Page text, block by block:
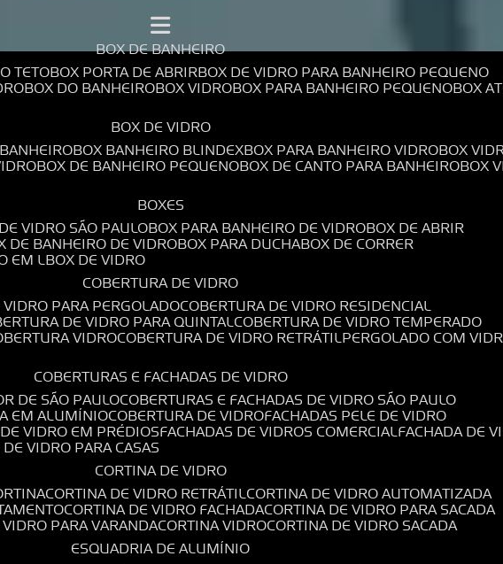
BOX DE BANHEIRO
TETO BOX PORTA DE ABRIR BOX DE VIDRO PARA BANHEIRO PEQUENO
BOX DO BANHEIRO BOX VIDRO BOX PARA BANHEIRO PEQUENO BOX
BOX DE VIDRO
BOX BANHEIRO BLINDEX BOX PARA BANHEIRO VIDRO BOX
BOX DE BANHEIRO PEQUENO BOX DE CANTO PARA BANHEIRO BOX
BOXES
DE VIDRO SÃO PAULO BOX PARA BANHEIRO DE VIDRO BOX DE ABRIR
DE BANHEIRO DE VIDRO BOX PARA DUCHA BOX DE CORRER
EM L BOX DE VIDRO
COBERTURA DE VIDRO
VIDRO PARA PERGOLADO COBERTURA DE VIDRO RESIDENCIAL
DE VIDRO PARA QUINTAL COBERTURA DE VIDRO TEMPERADO
VIDRO COBERTURA DE VIDRO RETRÁTIL PERGOLADO COM
COBERTURAS E FACHADAS DE VIDRO
DE SÃO PAULO COBERTURAS E FACHADAS DE VIDRO SÃO PAULO
EM ALUMÍNIO COBERTURA DE VIDRO FACHADAS PELE DE VIDRO
DE VIDRO EM PRÉDIOS FACHADAS DE VIDROS COMERCIAL FACHADA DE
DE VIDRO PARA CASAS
CORTINA DE VIDRO
CORTINA DE VIDRO RETRÁTIL CORTINA DE VIDRO AUTOMATIZADA
CORTINA DE VIDRO FACHADA CORTINA DE VIDRO PARA SACADA
VIDRO PARA VARANDA CORTINA VIDRO CORTINA DE VIDRO SACADA
ESQUADRIA DE ALUMÍNIO